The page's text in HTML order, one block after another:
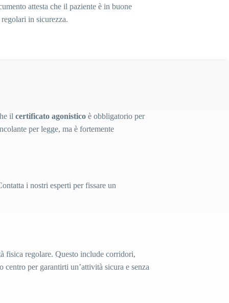
attesta che il paziente è in buone
in sicurezza.
il certificato agonistico è obbligatorio per
per legge, ma è fortemente
i nostri esperti per fissare un
fisica regolare. Questo include corridori,
per garantirti un’attività sicura e senza